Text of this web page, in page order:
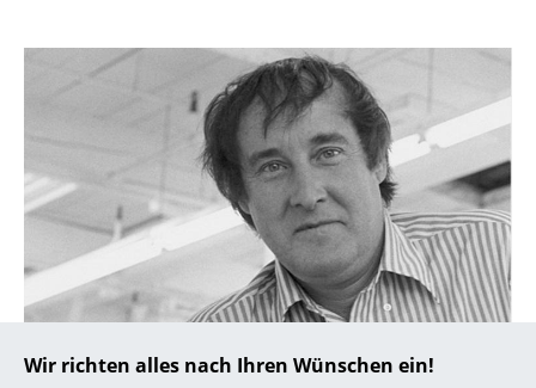
Wir richten alles nach Ihren Wünschen ein!
Bodenleuchten
Outdoor-Leuchten
Akkuleuchten
... alle Leuchten
Betten
Doppelbetten